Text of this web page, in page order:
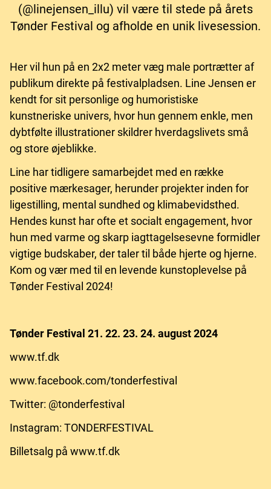
(@linejensen_illu) vil være til stede på årets
Tønder Festival og afholde en unik livesession.
Her vil hun på en 2x2 meter væg male portrætter af
publikum direkte på festivalpladsen. Line Jensen er
kendt for sit personlige og humoristiske
kunstneriske univers, hvor hun gennem enkle, men
dybtfølte illustrationer skildrer hverdagslivets små
og store øjeblikke.
Line har tidligere samarbejdet med en række
positive mærkesager, herunder projekter inden for
ligestilling, mental sundhed og klimabevidsthed.
Hendes kunst har ofte et socialt engagement, hvor
hun med varme og skarp iagttagelsesevne formidler
vigtige budskaber, der taler til både hjerte og hjerne.
Kom og vær med til en levende kunstoplevelse på
Tønder Festival 2024!
Tønder Festival 21. 22. 23. 24. august 2024
www.tf.dk
www.facebook.com/tonderfestival
Twitter: @tonderfestival
Instagram: TONDERFESTIVAL
Billetsalg på www.tf.dk